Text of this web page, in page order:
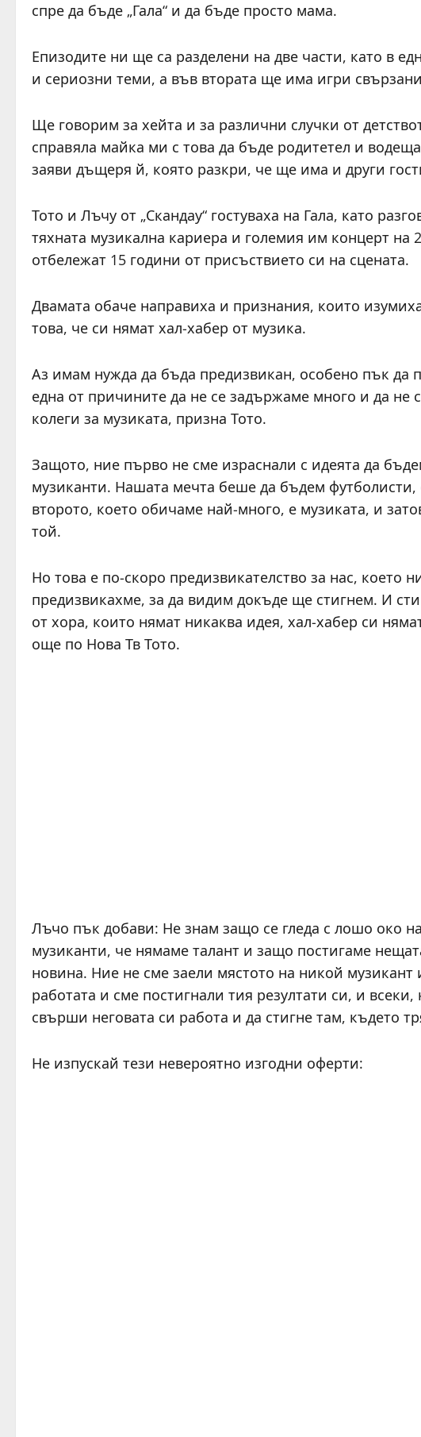
спре да бъде „Гала“ и да бъде просто мама.
Епизодите ни ще са разделени на две части, като в
и сериозни теми, а във втората ще има игри
Ще говорим за хейта и за различни случки от
справяла майка ми с това да бъде родитетел и
заяви дъщеря й, която разкри, че ще има и други
Тото и Лъчу от „Скандау“ гостуваха на Гала, като
тяхната музикална кариера и големия им концерт на
отбележат 15 години от присъствието си на сцената.
Двамата обаче направиха и признания, които
това, че си нямат хал-хабер от музика.
Аз имам нужда да бъда предизвикан, особено пък да
една от причините да не се задържаме много и да не
колеги за музиката, призна Тото.
Защото, ние първо не сме израснали с идеята да
музиканти. Нашата мечта беше да бъдем футболисти,
второто, което обичаме най-много, е музиката, и
той.
Но това е по-скоро предизвикателство за нас, което
предизвикахме, за да видим докъде ще стигнем. И
от хора, които нямат никаква идея, хал-хабер си
още по Нова Тв Тото.
Лъчо пък добави: Не знам защо се гледа с лошо око
музиканти, че нямаме талант и защо постигаме
новина. Ние не сме заели мястото на никой
работата и сме постигнали тия резултати си, и
свърши неговата си работа и да стигне там, където
Не изпускай тези невероятно изгодни оферти: